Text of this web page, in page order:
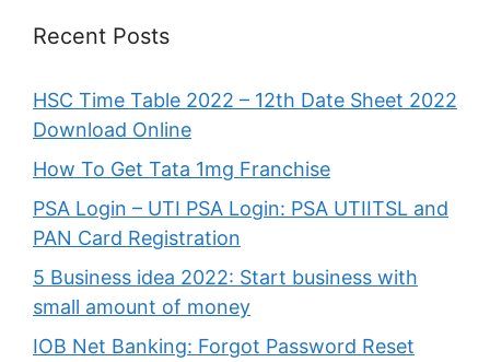
Recent Posts
HSC Time Table 2022 – 12th Date Sheet 2022
Download Online
How To Get Tata 1mg Franchise
PSA Login – UTI PSA Login: PSA UTIITSL and
PAN Card Registration
5 Business idea 2022: Start business with
small amount of money
IOB Net Banking: Forgot Password Reset